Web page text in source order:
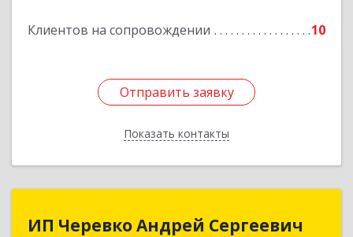
Клиентов на сопровождении 10
Отправить заявку
Показать контакты
Подробнее
Отправить заявку
Назад
ИП Черевко Андрей Сергеевич
ИП Черевко Андрей Сергеевич